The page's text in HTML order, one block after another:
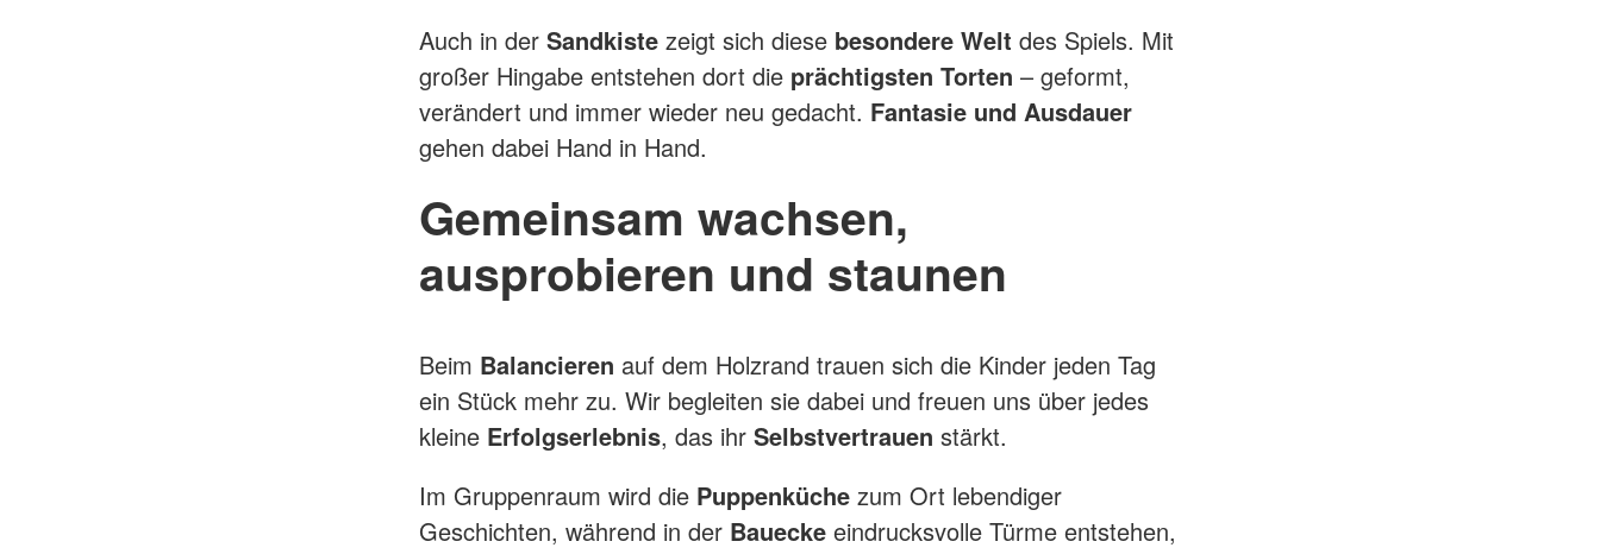
Auch in der Sandkiste zeigt sich diese besondere Welt des Spiels. Mit
großer Hingabe entstehen dort die prächtigsten Torten – geformt,
verändert und immer wieder neu gedacht. Fantasie und Ausdauer
gehen dabei Hand in Hand.
Gemeinsam wachsen,
ausprobieren und staunen
Beim Balancieren auf dem Holzrand trauen sich die Kinder jeden Tag
ein Stück mehr zu. Wir begleiten sie dabei und freuen uns über jedes
kleine Erfolgserlebnis, das ihr Selbstvertrauen stärkt.
Im Gruppenraum wird die Puppenküche zum Ort lebendiger
Geschichten, während in der Bauecke eindrucksvolle Türme entstehen,